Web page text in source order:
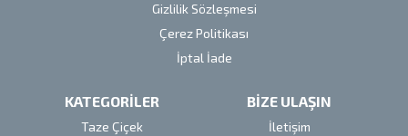
Gizlilik Sözleşmesi
Çerez Politikası
İptal İade
KATEGORİLER
Taze Çiçek
BİZE ULAŞIN
İletişim